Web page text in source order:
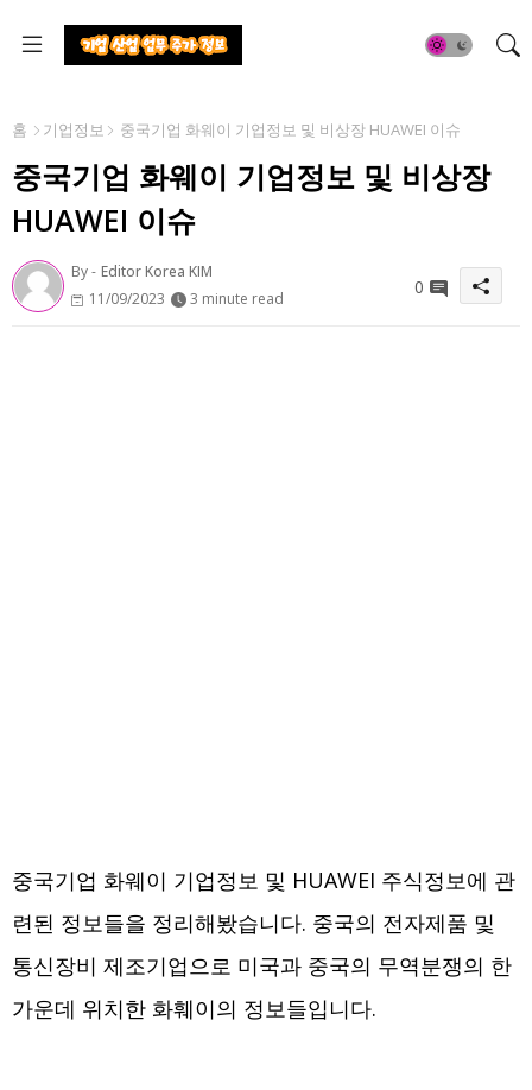
홈 기업정보 중국기업 화웨이 기업정보 및 비상장 HUAWEI 이슈
중국기업 화웨이 기업정보 및 비상장
HUAWEI 이슈
By - Editor Korea KIM
11/09/2023
3 minute read
0
중국기업 화웨이 기업정보 및 HUAWEI 주식정보에 관
련된 정보들을 정리해봤습니다. 중국의 전자제품 및
통신장비 제조기업으로 미국과 중국의 무역분쟁의 한
가운데 위치한 화훼이의 정보들입니다.